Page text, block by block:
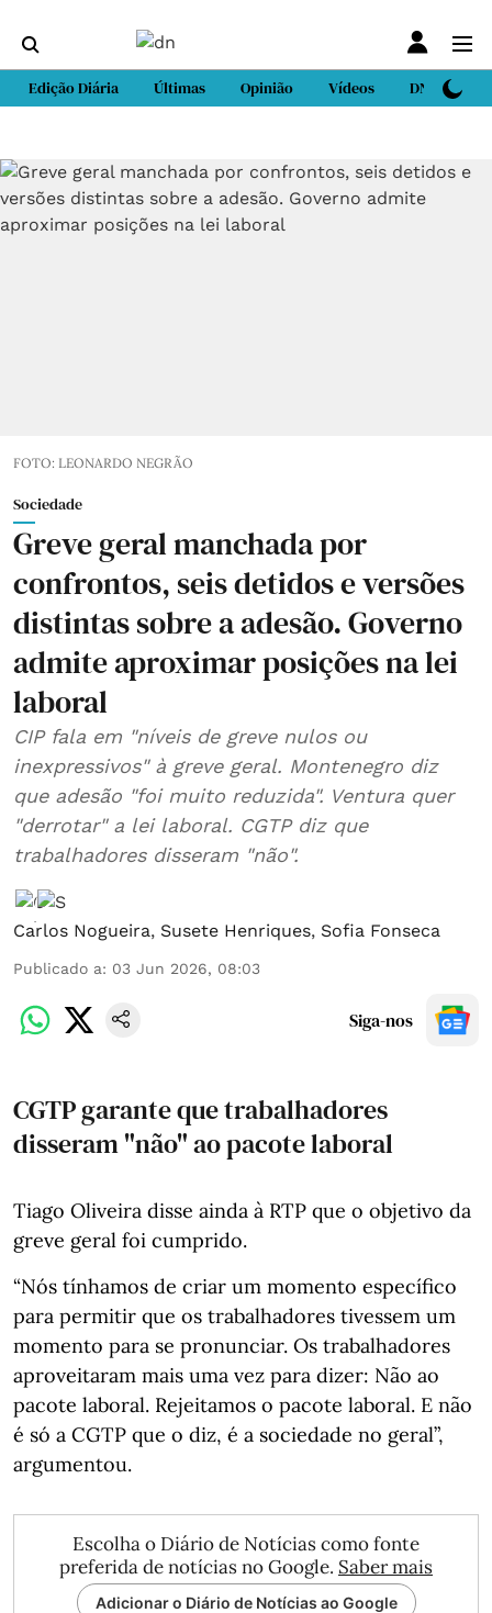
Edição Diária Últimas Opinião Vídeos DN Sport
FOTO: LEONARDO NEGRÃO
Sociedade
Greve geral manchada por
confrontos, seis detidos e versões
distintas sobre a adesão. Governo
admite aproximar posições na lei
laboral
CIP fala em "níveis de greve nulos ou
inexpressivos" à greve geral. Montenegro diz
que adesão "foi muito reduzida". Ventura quer
"derrotar" a lei laboral. CGTP diz que
trabalhadores disseram "não".
Carlos Nogueira, Susete Henriques, Sofia Fonseca
Publicado a: 03 Jun 2026, 08:03
Siga-nos
CGTP garante que trabalhadores
disseram "não" ao pacote laboral
Tiago Oliveira disse ainda à RTP que o objetivo da
greve geral foi cumprido.
“Nós tínhamos de criar um momento específico
para permitir que os trabalhadores tivessem um
momento para se pronunciar. Os trabalhadores
aproveitaram mais uma vez para dizer: Não ao
pacote laboral. Rejeitamos o pacote laboral. E não
é só a CGTP que o diz, é a sociedade no geral”,
argumentou.
Escolha o Diário de Notícias como fonte
preferida de notícias no Google. Saber mais
Adicionar o Diário de Notícias ao Google